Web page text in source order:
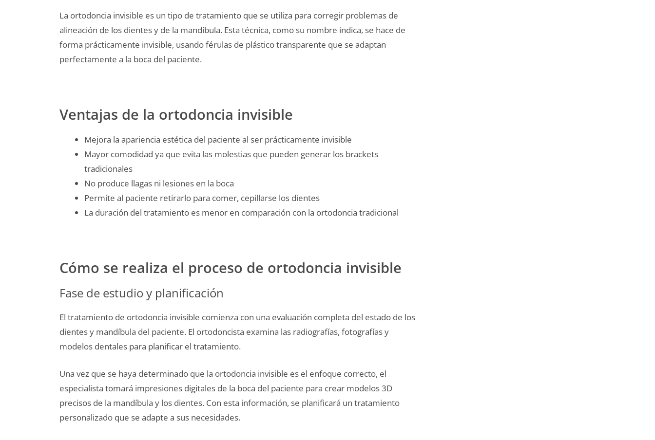
La ortodoncia invisible es un tipo de tratamiento que se utiliza para corregir problemas de
alineación de los dientes y de la mandíbula. Esta técnica, como su nombre indica, se hace de
forma prácticamente invisible, usando férulas de plástico transparente que se adaptan
perfectamente a la boca del paciente.
Ventajas de la ortodoncia invisible
Mejora la apariencia estética del paciente al ser prácticamente invisible
Mayor comodidad ya que evita las molestias que pueden generar los brackets
tradicionales
No produce llagas ni lesiones en la boca
Permite al paciente retirarlo para comer, cepillarse los dientes
La duración del tratamiento es menor en comparación con la ortodoncia tradicional
Cómo se realiza el proceso de ortodoncia invisible
Fase de estudio y planificación
El tratamiento de ortodoncia invisible comienza con una evaluación completa del estado de los
dientes y mandíbula del paciente. El ortodoncista examina las radiografías, fotografías y
modelos dentales para planificar el tratamiento.
Una vez que se haya determinado que la ortodoncia invisible es el enfoque correcto, el
especialista tomará impresiones digitales de la boca del paciente para crear modelos 3D
precisos de la mandíbula y los dientes. Con esta información, se planificará un tratamiento
personalizado que se adapte a sus necesidades.